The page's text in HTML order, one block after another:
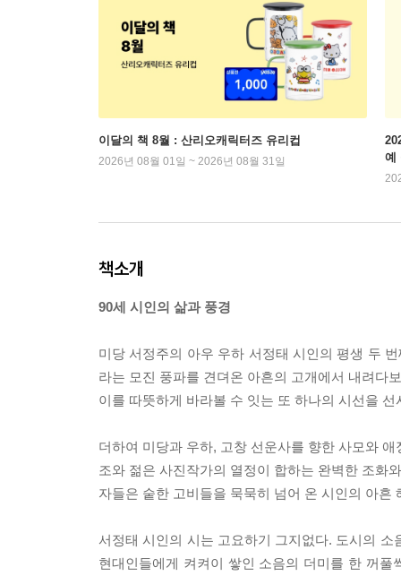
이달의 책 8월 : 산리오캐릭터즈 유리컵
2026년 08월 01일 ~ 2026년 08월 31일
예
책소개
90세 시인의 삶과 풍경
미당 서정주의 아우 우하 서정태 시인의 평생 두
라는 모진 풍파를 견뎌온 아흔의 고개에서 내려다
이를 따뜻하게 바라볼 수 잇는 또 하나의 시선을 선
더하여 미당과 우하, 고창 선운사를 향한 사모와
조와 젊은 사진작가의 열정이 합하는 완벽한 조화
자들은 숱한 고비들을 묵묵히 넘어 온 시인의 아흔
서정태 시인의 시는 고요하기 그지없다. 도시의
현대인들에게 켜켜이 쌓인 소음의 더미를 한 꺼